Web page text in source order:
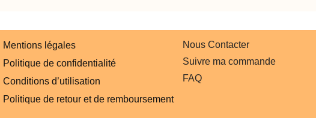
Mentions légales
Politique de confidentialité
Conditions d’utilisation
Politique de retour et de remboursement
Nous Contacter
Suivre ma commande
FAQ